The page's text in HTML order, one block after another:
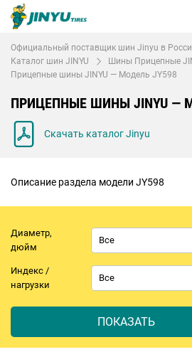
Официальный поставщик шин Jinyu в
Каталог шин JINYU
Шины Прицепные
Прицепные шины JINYU — Модель JY598
ПРИЦЕПНЫЕ ШИНЫ JINYU —
Скачать каталог Jinyu
Описание раздела модели JY598
Диаметр,
дюйм
Индекс /
нагрузки
ПОКАЗАТЬ